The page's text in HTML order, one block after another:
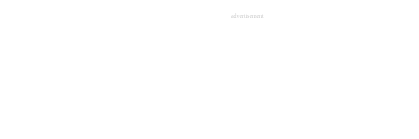
advertisement